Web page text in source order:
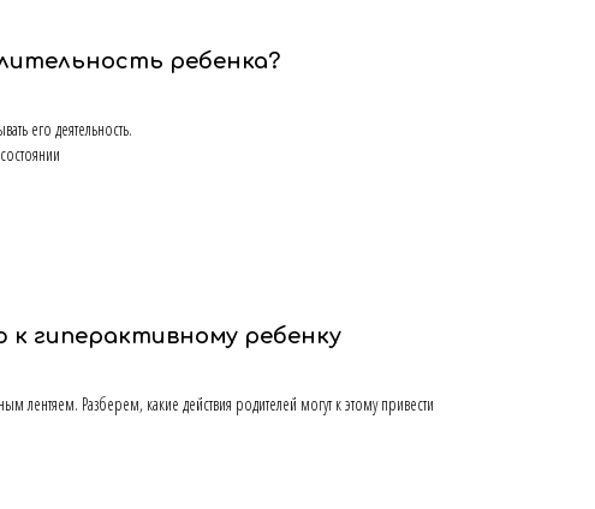
ребенка?
его деятельность.
гиперактивному ребенку
лентяем. Разберем, какие действия родителей могут к этому привести